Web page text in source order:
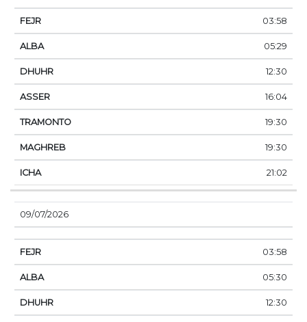
03:58
05:29
12:30
16:04
19:30
19:30
21:02
09/07/2026
03:58
05:30
12:30